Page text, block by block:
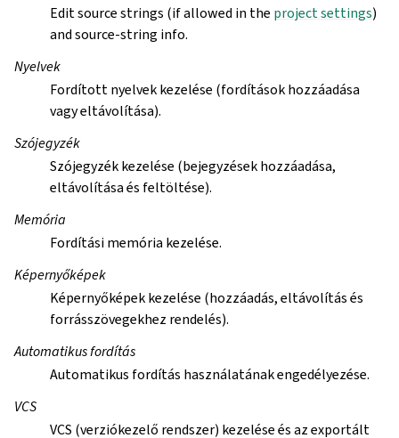
Edit source strings (if allowed in the project settings)
and source-string info.
Nyelvek
Fordított nyelvek kezelése (fordítások hozzáadása
vagy eltávolítása).
Szójegyzék
Szójegyzék kezelése (bejegyzések hozzáadása,
eltávolítása és feltöltése).
Memória
Fordítási memória kezelése.
Képernyőképek
Képernyőképek kezelése (hozzáadás, eltávolítás és
forrásszövegekhez rendelés).
Automatikus fordítás
Automatikus fordítás használatának engedélyezése.
VCS
VCS (verziókezelő rendszer) kezelése és az exportált